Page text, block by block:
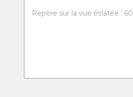
Repère sur la vue éclatée : 60